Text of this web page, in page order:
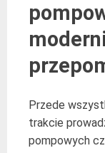
Przede
trakcie
pompowych